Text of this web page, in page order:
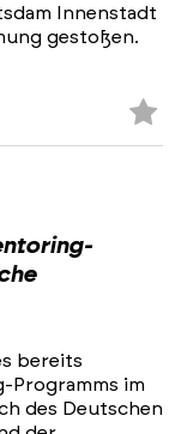
Innenstadt
gestoßen.
bereits
Programms im
des Deutschen